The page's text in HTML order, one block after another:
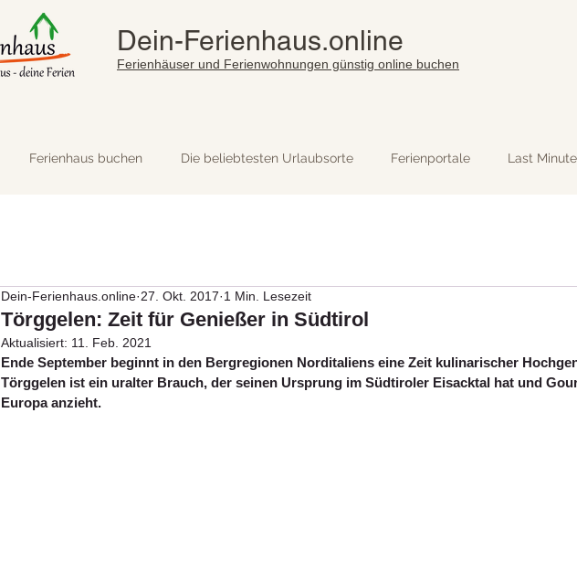
Dein-Ferienhaus.online
Ferienhäuser und Ferienwohnungen günstig online buchen
Ferienhaus buchen Die beliebtesten Urlaubsorte Ferienportale Last Minute
Törggelen: Zeit für Genießer in Südtirol
Dein-Ferienhaus.online 27. Okt. 2017 1 Min. Lesezeit
Aktualisiert: 11. Feb. 2021
Ende September beginnt in den Bergregionen Norditaliens eine Zeit kulinarischer
Törggelen ist ein uralter Brauch, der seinen Ursprung im Südtiroler Eisacktal hat und
Europa anzieht.